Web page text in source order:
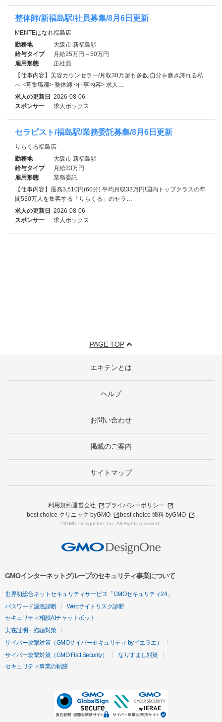
整体師/新福島駅/社員募集/8月6日更新
MENTEはなれ福島店
勤務地
大阪市 新福島駅
給与タイプ
月給25万円～50万円
雇用形態
正社員
【仕事内容】美容カウンセラー/月収30万超も多数|自分を磨き誇れる私
へ <募集職種> 整体師 <仕事内容> 求人…
求人の更新日 2026-08-06
スポンサー
求人ボックス
セラピスト/福島駅/業務委託募集/8月6日更新
りらくる福島店
勤務地
大阪市 新福島駅
給与タイプ
月給33万円
雇用形態
業務委託
【仕事内容】最高3,510円(60分) 平均月収33万円!国内トップクラスの年
間530万人を集客する「りらくる」のセラ…
求人の更新日 2026-08-06
スポンサー
求人ボックス
PAGE TOP
エキテンとは
ヘルプ
お問い合わせ
掲載のご案内
サイトマップ
利用規約運営会社
プライバシーポリシー
best choice クリニック byGMO
best choice 歯科 byGMO
©GMO DesignOne, Inc. All Rights reserved.
GMOインターネットグループのセキュリティ事業について
世界初総合ネットセキュリティサービス「GMOセキュリティ24」
パスワード漏洩診断
Webサイトリスク診断
セキュリティ相談AIチャットボット
実在証明・盗聴対策
サイバー攻撃対策（GMOサイバーセキュリティ byイエラエ）
サイバー攻撃対策（GMO Flatt Security）
なりすまし対策
セキュリティ事業の軌跡